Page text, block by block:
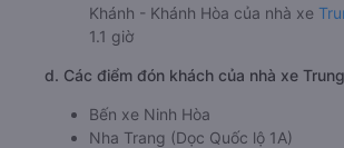
Khánh - Khánh Hòa của nhà xe
1.1 giờ
d. Các điểm đón khách của nhà xe
Bến xe Ninh Hòa
Nha Trang (Dọc Quốc lộ 1A)